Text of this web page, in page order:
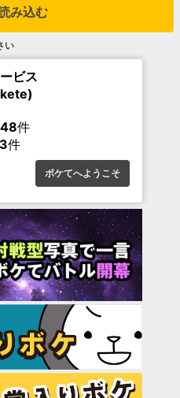
み込む
い
ビス
件
件
ボケてへようこそ